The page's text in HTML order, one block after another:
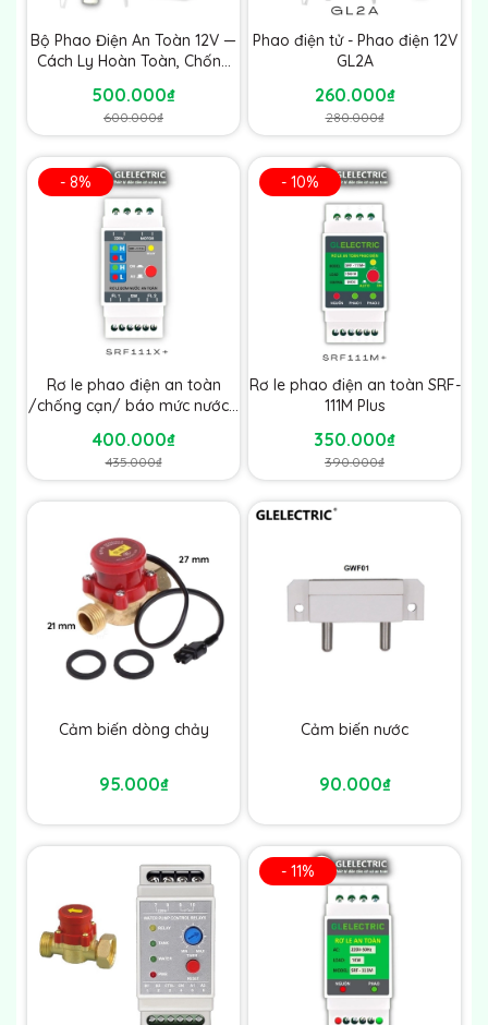
Bộ Phao Điện An Toàn 12V —
Cách Ly Hoàn Toàn, Chống
500.000₫
600.000₫
Phao điện tử - Phao điện 12V
GL2A
260.000₫
280.000₫
- 8%
Rơ le phao điện an toàn
/chống cạn/ báo mức nước -
400.000₫
435.000₫
- 10%
Rơ le phao điện an toàn SRF-
111M Plus
350.000₫
390.000₫
Cảm biến dòng chảy
95.000₫
Cảm biến nước
90.000₫
- 11%